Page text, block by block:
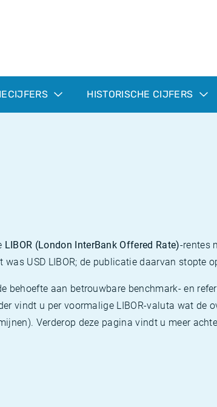
HISTORISCHE CIJFERS
LIBOR (London InterBank Offered Rate)-rentes
USD LIBOR; de publicatie daarvan stopte
behoefte aan betrouwbare benchmark- en
vindt u per voormalige LIBOR-valuta wat de
Verderop deze pagina vindt u meer